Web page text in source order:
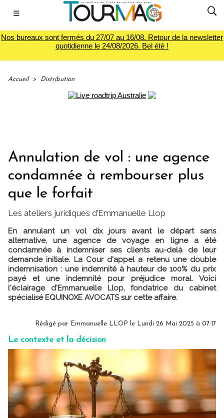
☰
Nos bureaux sont fermés du 27/07 au 16/08. Retour de la newsletter
quotidienne le 24/08/2026. Bel été !
Accueil > Distribution
Annulation de vol : une agence
condamnée à rembourser plus
que le forfait
Les ateliers juridiques d’Emmanuelle Llop
En annulant un vol dix jours avant le départ sans
alternative, une agence de voyage en ligne a été
condamnée à indemniser ses clients au-delà de leur
demande initiale. La Cour d'appel a retenu une double
indemnisation : une indemnité à hauteur de 100% du prix
payé et une indemnité pour préjudice moral. Voici
l'éclairage d'Emmanuelle Llop, fondatrice du cabinet
spécialisé EQUINOXE AVOCATS sur cette affaire.
Rédigé par Emmanuelle LLOP le Lundi 26 Mai 2025 à 07:17
Le contexte et la décision